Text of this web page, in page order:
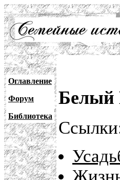
Оглавление
Форум
Библиотека
Белый